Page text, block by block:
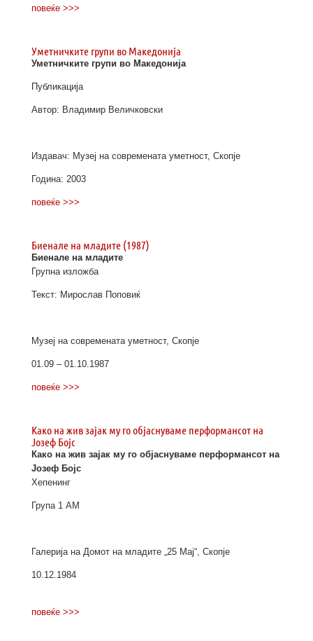
повеќе >>>
Уметничките групи во Македонија
Уметничките групи во Македонија
Публикација
Автор: Владимир Величковски
Издавач: Музеј на современата уметност, Скопје
Година: 2003
повеќе >>>
Биенале на младите (1987)
Биенале на младите
Групна изложба
Текст: Мирослав Поповиќ
Музеј на современата уметност, Скопје
01.09 – 01.10.1987
повеќе >>>
Како на жив зајак му го објаснуваме перформансот на
Јозеф Бојс
Како на жив зајак му го објаснуваме перформансот на
Јозеф Бојс
Хепенинг
Група 1 АМ
Галерија на Домот на младите „25 Мај“, Скопје
10.12.1984
повеќе >>>